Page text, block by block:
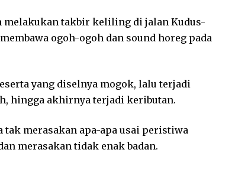
melakukan takbir keliling di jalan Kudus-
ogoh-ogoh dan sound horeg pada
yang diselnya mogok, lalu terjadi
hingga akhirnya terjadi keributan.
tak merasakan apa-apa usai peristiwa
merasakan tidak enak badan.